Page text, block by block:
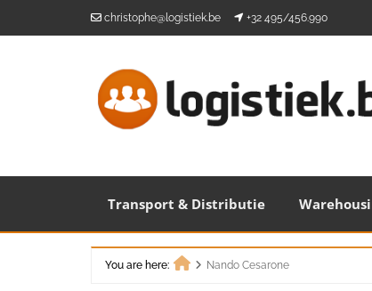
christophe@logistiek.be +32 495/456.990
Transport & Distributie
You are here:
Nando Cesarone